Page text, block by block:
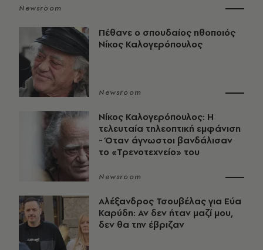
Newsroom
Πέθανε ο σπουδαίος ηθοποιός
Νίκος Καλογερόπουλος
Newsroom
Νίκος Καλογερόπουλος: Η
τελευταία τηλεοπτική εμφάνιση
- Όταν άγνωστοι βανδάλισαν
το «Τρενοτεχνείο» του
Newsroom
Αλέξανδρος Τσουβέλας για Εύα
Καρύδη: Αν δεν ήταν μαζί μου,
δεν θα την έβριζαν